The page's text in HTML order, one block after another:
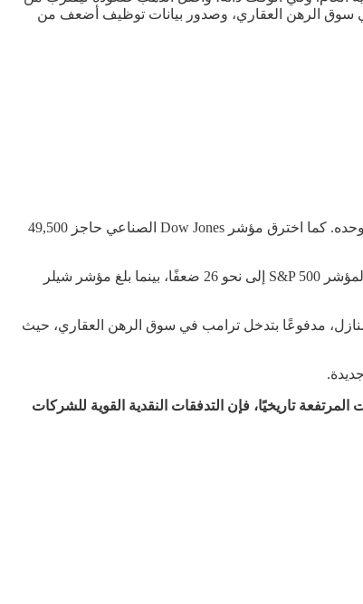
تدخل إدارة ترامب في سوق الرهن العقاري، وصدور بيانات توظيف أضعف من
حققت الأسهم الأمريكية بداية قوية لعام 2026، حيث سجّل مؤشر S&P 500 إغلاقًا قياسيًا جديدًا عند 6,966.28 نقطة، مرتفعًا بنسبة 0.65% يوم الجمعة وحده. كما اخترق مؤشر Dow Jones الصناعي حاجز 49,500
يعكس هذا الأداء القوي استمرار التفاؤل في الأسواق للعام الثالث على التوالي، رغم التقييمات المرتفعة تاريخيًا. فقد وصل مكرر الربحية (P/E Ratio) لمؤشر S&P 500 إلى نحو 26 ضعفًا، بينما بلغ مؤشر شيلر
مدفوعًا بتدخل ترامب في سوق الرهن العقاري، حيث
تاريخيًا، فإن التدفقات النقدية القوية للشركات